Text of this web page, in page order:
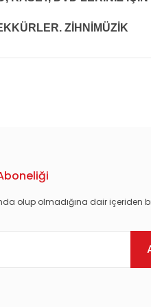
ZİHNİMÜZİK
olup olmadığına dair içeriden